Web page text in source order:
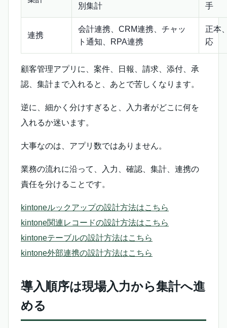
別集計
手
連携
会計連携、CRM連携、チャッ
ト通知、RPA連携
正本
応
顧客管理アプリに、案件、日報、請求、添付、承
認、集計まで入れると、あとで苦しくなります。
逆に、細かく分けすぎると、入力者がどこに何を
入れるか迷います。
大事なのは、アプリ数ではありません。
業務の流れに沿って、入力、確認、集計、連携の
責任を分けることです。
kintoneルックアップの設計方法はこちら
kintone関連レコードの設計方法はこちら
kintoneテーブルの設計方法はこちら
kintone外部連携の設計方法はこちら
導入順序は現場入力から集計へ進
める